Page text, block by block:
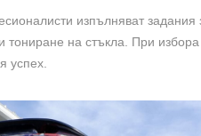
изпълняват задания
тониране на стъкла. При
успех.